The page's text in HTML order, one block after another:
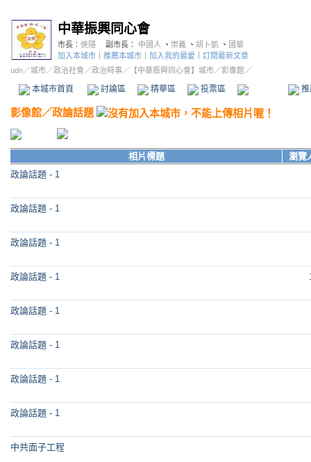
中華振興同心會
市長： 俠隱 副市長： 中國人 、 崇義 、 胡卜凱 、 國華
加入本城市
推薦本城市 加入我的最愛
訂閱最新文章
udn／城市／政治社會 ／政治時事／ 【中華振興同心會】城市／影像館／
本城市首頁 討論區 精華區 投票區 影像館
影像館／政論話題
相片標題
瀏覽
政論話題 - 1
政論話題 - 1
政論話題 - 1
政論話題 - 1
政論話題 - 1
政論話題 - 1
政論話題 - 1
政論話題 - 1
中共面子工程